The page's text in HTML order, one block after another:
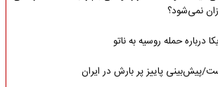
نمی‌شود؟
درباره حمله روسیه به ناتو
پیش‌بینی پاییز پر بارش در ایران